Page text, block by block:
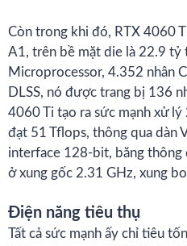
Còn trong khi đó, RTX 4060
A1, trên bề mặt die là 22.9 tỷ
Microprocessor, 4.352 nhân
DLSS, nó được trang bị 136
4060 Ti tạo ra sức mạnh xử
đạt 51 Tflops, thông qua dàn
interface 128-bit, băng thông
ở xung gốc 2.31 GHz, xung
Điện năng tiêu thụ
Tất cả sức mạnh ấy chỉ tiêu